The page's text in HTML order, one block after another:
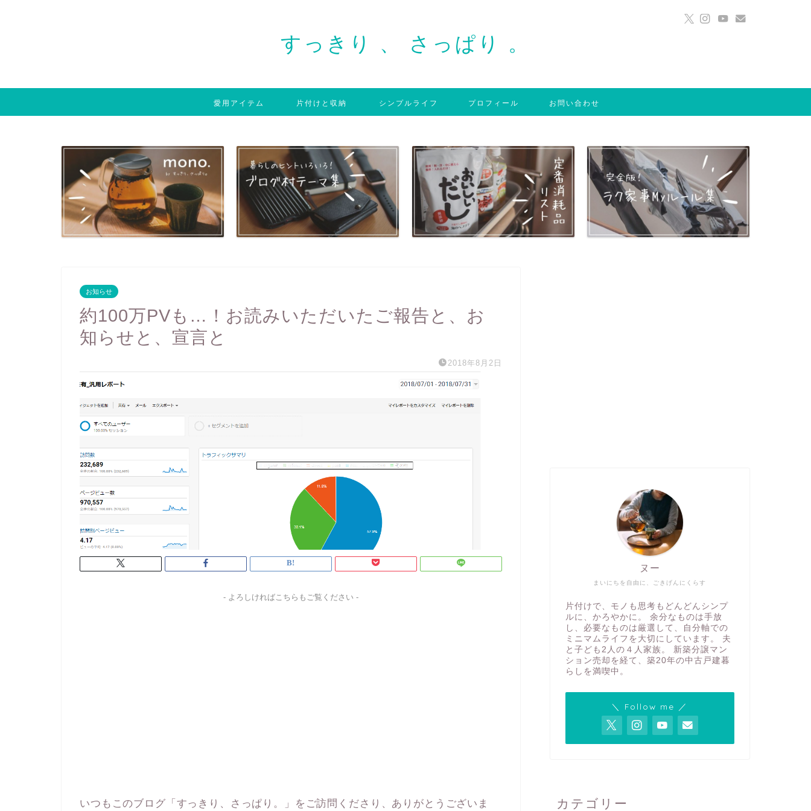
すっきり 、 さっぱり 。
愛用アイテム 片付けと収納 シンプルライフ プロフィール お問い合わせ
お知らせ
約100万PVも…！お読みいただいたご報告と、お
知らせと、宣言と
2018年8月2日
- よろしければこちらもご覧ください -
いつもこのブログ「すっきり、さっぱり。」をご訪問くださり、ありがとうございま
まいにちを自由に、ごきげんにくらす
ヌー
片付けで、モノも思考もどんどんシンプ
ルに、かろやかに。 余分なものは手放
し、必要なものは厳選して、自分軸での
ミニマムライフを大切にしています。 夫
と子ども2人の４人家族。 新築分譲マン
ション売却を経て、築20年の中古戸建暮
らしを満喫中。
＼ Follow me ／
カテゴリー